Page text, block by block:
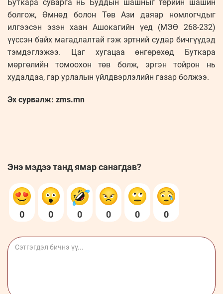
Буткара суварга нь Буддын шашныг төрийн шашин
болгож, Өмнөд болон Төв Ази даяар номлогчдыг
илгээсэн эзэн хаан Ашокагийн үед (МЭӨ 268-232)
үүссэн байх магадлалтай гэж эртний судар бичгүүдэд
тэмдэглэжээ. Цаг хугацаа өнгөрөхөд Буткара
мөргөлийн томоохон төв болж, эргэн тойрон нь
худалдаа, гар урлалын үйлдвэрлэлийн газар болжээ.
Эх сурвалж: zms.mn
Энэ мэдээ танд ямар санагдав?
0 0 0 0 0 0